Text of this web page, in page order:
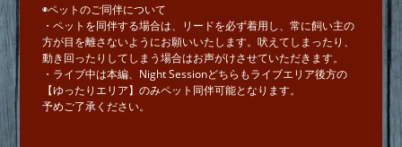
◉ペットのご同伴について
・ペットを同伴する場合は、リードを必ず着用し、常に飼い主の
方が目を離さないようにお願いいたします。吠えてしまったり、
動き回ったりしてしまう場合はお声がけさせていただきます。
・ライブ中は本編、Night Sessionどちらもライブエリア後方の
【ゆったりエリア】のみペット同伴可能となります。
予めご了承ください。